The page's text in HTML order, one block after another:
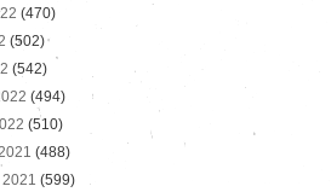
(470)
(502)
(542)
(494)
(510)
(488)
(599)